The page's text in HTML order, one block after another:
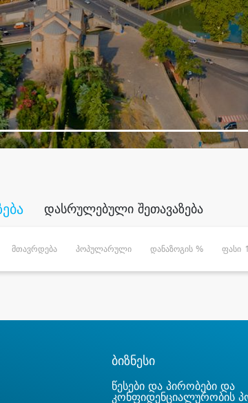
დასრულებული შეთავაზება
მთავრდება პოპულარული დანაზოგის % ფასი ↑
ბიზნესი
წესები და პირობები და
კონფიდენციალურობის